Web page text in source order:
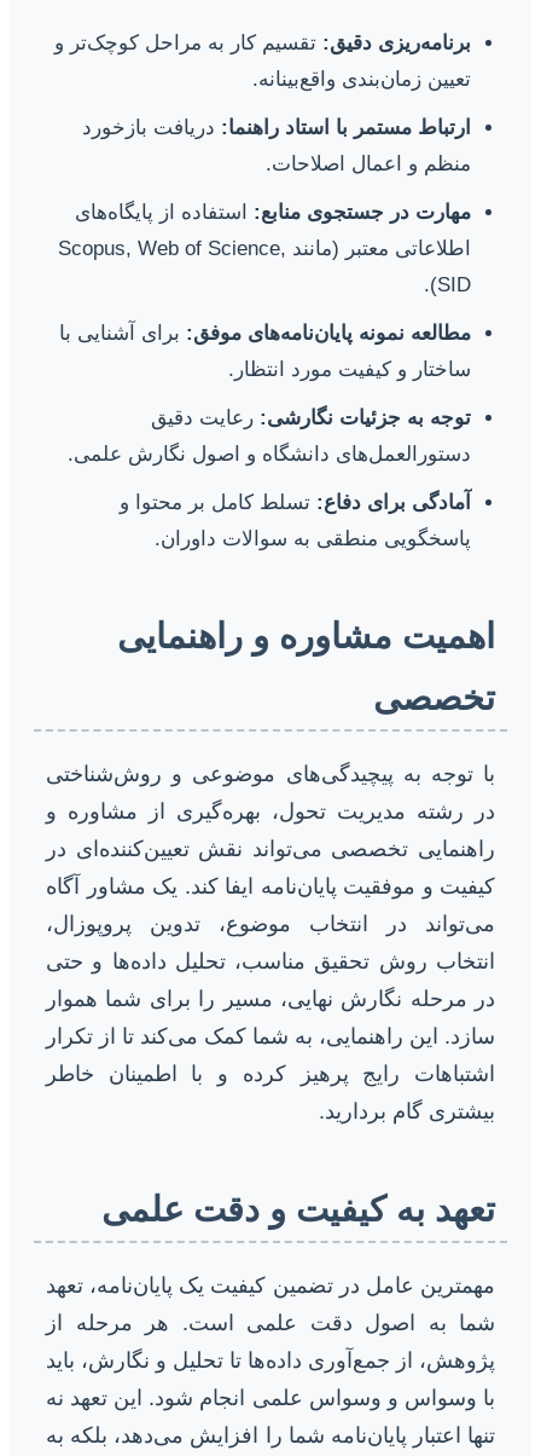
برنامه‌ریزی دقیق: تقسیم کار به مراحل کوچک‌تر و
تعیین زمان‌بندی واقع‌بینانه.
ارتباط مستمر با استاد راهنما: دریافت بازخورد
منظم و اعمال اصلاحات.
مهارت در جستجوی منابع: استفاده از پایگاه‌های
اطلاعاتی معتبر (مانند Scopus, Web of Science,
SID).
مطالعه نمونه پایان‌نامه‌های موفق: برای آشنایی با
ساختار و کیفیت مورد انتظار.
توجه به جزئیات نگارشی: رعایت دقیق
دستورالعمل‌های دانشگاه و اصول نگارش علمی.
آمادگی برای دفاع: تسلط کامل بر محتوا و
پاسخگویی منطقی به سوالات داوران.
اهمیت مشاوره و راهنمایی
تخصصی
با توجه به پیچیدگی‌های موضوعی و روش‌شناختی
در رشته مدیریت تحول، بهره‌گیری از مشاوره و
راهنمایی تخصصی می‌تواند نقش تعیین‌کننده‌ای در
کیفیت و موفقیت پایان‌نامه ایفا کند. یک مشاور آگاه
می‌تواند در انتخاب موضوع، تدوین پروپوزال،
انتخاب روش تحقیق مناسب، تحلیل داده‌ها و حتی
در مرحله نگارش نهایی، مسیر را برای شما هموار
سازد. این راهنمایی، به شما کمک می‌کند تا از تکرار
اشتباهات رایج پرهیز کرده و با اطمینان خاطر
بیشتری گام بردارید.
تعهد به کیفیت و دقت علمی
مهمترین عامل در تضمین کیفیت یک پایان‌نامه، تعهد
شما به اصول دقت علمی است. هر مرحله از
پژوهش، از جمع‌آوری داده‌ها تا تحلیل و نگارش، باید
با وسواس و وسواس علمی انجام شود. این تعهد نه
تنها اعتبار پایان‌نامه شما را افزایش می‌دهد، بلکه به